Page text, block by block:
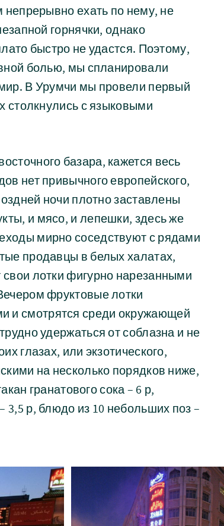
ехать по нему, не
горнячки, однако
быстро не удастся. Поэтому,
болью, мы спланировали
В Урумчи мы провели первый
столкнулись с языковыми
базара, кажется весь
нет привычного европейского,
ночи плотно заставлены
и мясо, и лепешки, здесь же
мирно соседствуют с рядами
продавцы в белых халатах,
лотки фигурно нарезанными
фруктовые лотки
и смотрятся среди окружающей
удержаться от соблазна и не
глазах, или экзотического,
на несколько порядков ниже,
гранатового сока – 6 р,
р, блюдо из 10 небольших поз –